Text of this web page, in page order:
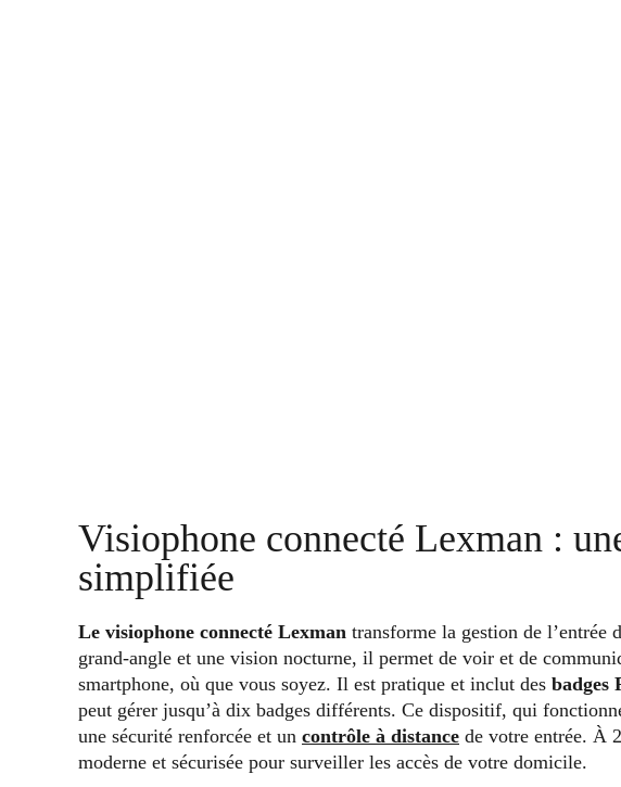
Visiophone connecté Lexman :
simplifiée
Le visiophone connecté Lexman transforme la gestion de l’entrée
grand-angle et une vision nocturne, il permet de voir et de
smartphone, où que vous soyez. Il est pratique et inclut des badges
peut gérer jusqu’à dix badges différents. Ce dispositif, qui
une sécurité renforcée et un contrôle à distance de votre entrée. À
moderne et sécurisée pour surveiller les accès de votre domicile.